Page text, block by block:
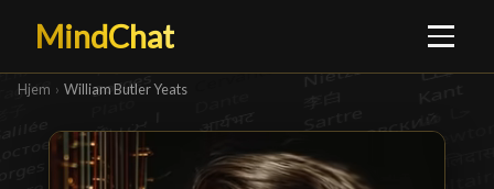
MindChat
Hjem › William Butler Yeats